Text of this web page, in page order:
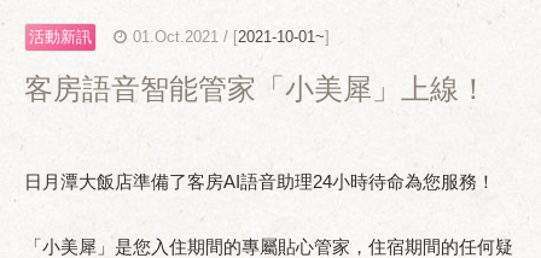
活動新訊 01.Oct.2021 / [2021-10-01~]
客房語音智能管家「小美犀」上線！
日月潭大飯店準備了客房AI語音助理24小時待命為您服務！
「小美犀」是您入住期間的專屬貼心管家，住宿期間的任何疑